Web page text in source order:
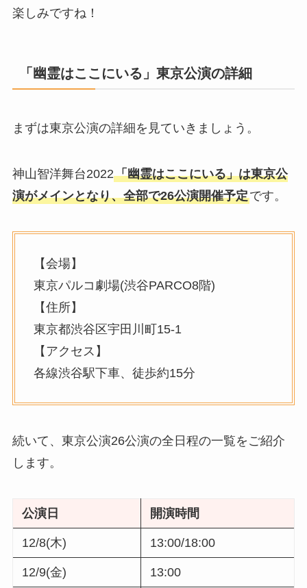
楽しみですね！
「幽霊はここにいる」東京公演の詳細
まずは東京公演の詳細を見ていきましょう。
神山智洋舞台2022「幽霊はここにいる」は東京公
演がメインとなり、全部で26公演開催予定です。
【会場】
東京パルコ劇場(渋谷PARCO8階)
【住所】
東京都渋谷区宇田川町15-1
【アクセス】
各線渋谷駅下車、徒歩約15分
続いて、東京公演26公演の全日程の一覧をご紹介
します。
公演日 開演時間
12/8(木) 13:00/18:00
12/9(金) 13:00